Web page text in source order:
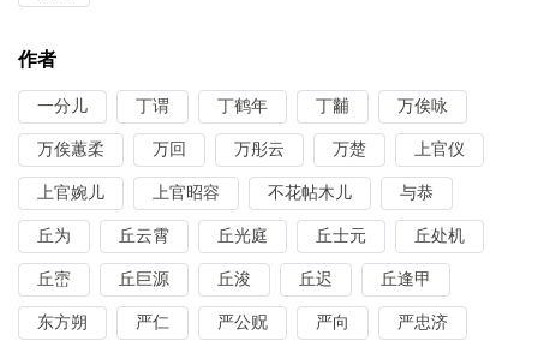
作者
一分儿 丁谓 丁鹤年 丁黼 万俟咏
万俟蕙柔 万回 万彤云 万楚 上官仪
上官婉儿 上官昭容 不花帖木儿 与恭
丘为 丘云霄 丘光庭 丘士元 丘处机
丘崈 丘巨源 丘浚 丘迟 丘逢甲
东方朔 严仁 严公贶 严向 严忠济